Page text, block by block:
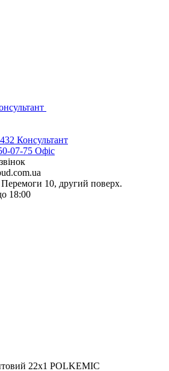
Консультант
07-75 Офіс
10, другий поверх.
18:00
22х1 POLKEMIC